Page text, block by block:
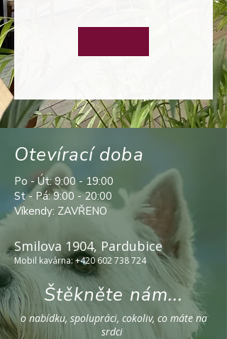
Otevírací doba
Po - Út: 9:00 - 19:00
St - Pá: 9:00 - 20:00
Víkendy: ZAVŘENO
Smilova 1904, Pardubice
Mobil kavárna:+420 602 738 724
Štěkněte nám...
o nabídku, spolupráci, cokoliv, co máte na
srdci